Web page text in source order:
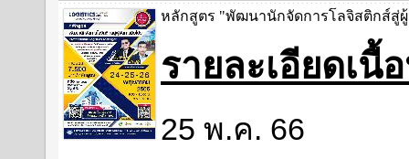
หลักสูตร "พัฒนานักจัดการโลจิสติกส์สู่ผู้
รายละเอียดเนื้
25 พ.ค. 66